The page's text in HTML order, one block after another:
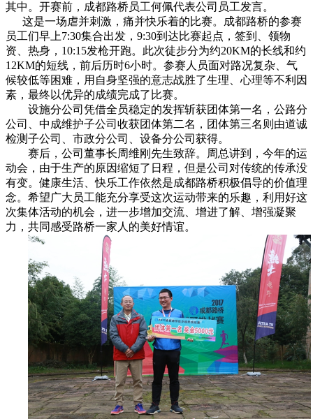
其中。开赛前，成都路桥员工何佩代表公司员工发言。
这是一场虐并刺激，痛并快乐着的比赛。 成都路桥的参赛
员工们早上7:30集合出发， 9:30到达比赛起点， 签到 、 领物
资、 热身， 10:15发枪开跑。 此次徒步分为约20KM的长线和约
12KM的短线 ，前后历时6小时。 参赛人员面对路况复杂、气
候较低等困难，用自身坚强的意志战胜了生理、心理等不利因
素，最终以优异的成绩完成了比赛。
设施分公司凭借全员稳定的发挥斩获团体第一名，公路分
公司、中成维护子公司收获团体第二名，团体第三名则由道诚
检测子公司、市政分公司、设备分公司获得。
赛后，公司董事长周维刚先生致辞。周总讲到，今年的运
动会，由于生产的原因缩短了日程，但是公司对传统的传承没
有变。健康生活、快乐工作依然是成都路桥积极倡导的价值理
念。希望广大员工能充分享受这次运动带来的乐趣，利用好这
次集体活动的机会，进一步增加交流、增进了解、增强凝聚
力，共同感受路桥一家人的美好情谊。